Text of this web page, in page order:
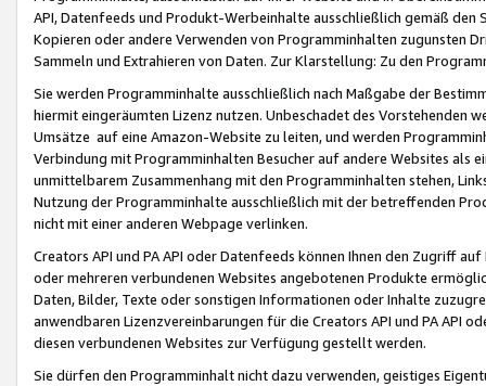
API, Datenfeeds und Produkt-Werbeinhalte ausschließlich gemäß
Kopieren oder andere Verwenden von Programminhalten zugunsten
Sammeln und Extrahieren von Daten. Zur Klarstellung: Zu den
Sie werden Programminhalte ausschließlich nach Maßgabe der
hiermit eingeräumten Lizenz nutzen. Unbeschadet des Vorstehenden
Umsätze auf eine Amazon-Website zu leiten, und werden
Verbindung mit Programminhalten Besucher auf andere Websites als
unmittelbarem Zusammenhang mit den Programminhalten stehen,
Nutzung der Programminhalte ausschließlich mit der betreffenden
nicht mit einer anderen Webpage verlinken.
Creators API und PA API oder Datenfeeds können Ihnen den Zugriff
oder mehreren verbundenen Websites angebotenen Produkte
Daten, Bilder, Texte oder sonstigen Informationen oder Inhalte
anwendbaren Lizenzvereinbarungen für die Creators API und PA API
diesen verbundenen Websites zur Verfügung gestellt werden.
Sie dürfen den Programminhalt nicht dazu verwenden, geistiges